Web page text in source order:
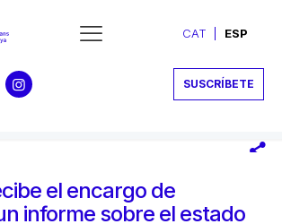
CAT ESP
SUSCRÍBETE
el encargo de
informe sobre el estado